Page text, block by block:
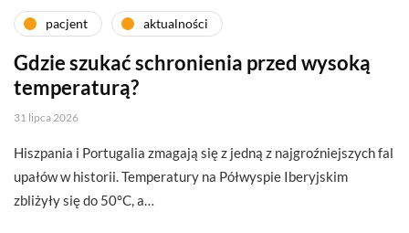
pacjent aktualności
Gdzie szukać schronienia przed wysoką
temperaturą?
31 lipca 2026
Hiszpania i Portugalia zmagają się z jedną z najgroźniejszych fal
upałów w historii. Temperatury na Półwyspie Iberyjskim
zbliżyły się do 50°C, a…